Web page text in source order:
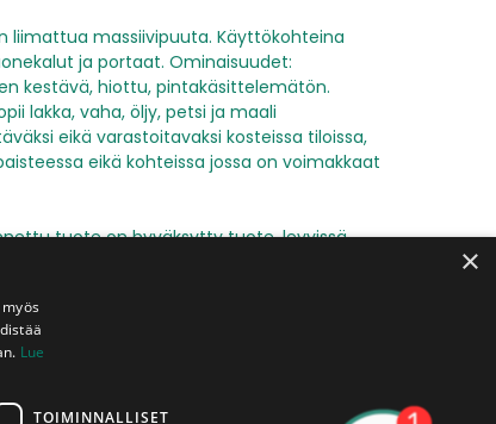
liimattua massiivipuuta. Käyttökohteina
ja portaat. Ominaisuudet:
kestävä, hiottu, pintakäsittelemätön.
lakka, vaha, öljy, petsi ja maali
eikä varastoitavaksi kosteissa tiloissa,
eikä kohteissa jossa on voimakkaat
tuote on hyväksytty tuote, levyissä
voidaan vedota vain ennen niiden
×
Lue
TOIMINNALLISET